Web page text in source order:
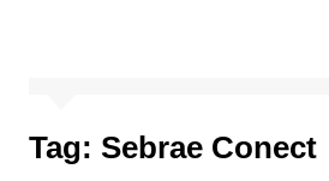
Tag: Sebrae Conect